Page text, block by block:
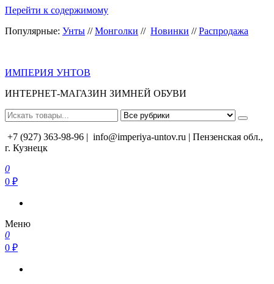
Перейти к содержимому
Популярные: Унты //Монголки // Новинки //Распродажа
ИМПЕРИЯ УНТОВ
ИНТЕРНЕТ-МАГАЗИН ЗИМНЕЙ ОБУВИ
+7 (927) 363-98-96 | info@imperiya-untov.ru | Пензенская обл.,
г. Кузнецк
0
0 ₽
Меню
0
0 ₽